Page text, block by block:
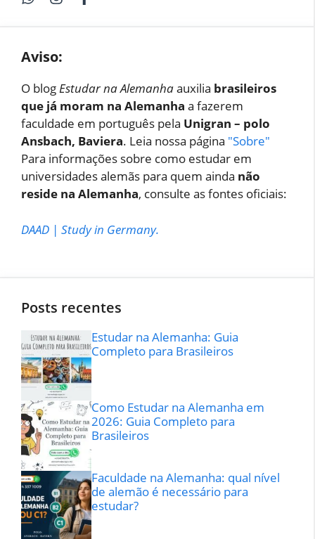
Aviso:
O blogEstudar na Alemanhaauxilia brasileiros
que já moram na Alemanha a fazerem
faculdade em português pela Unigran – polo
Ansbach, Baviera. Leia nossa página "Sobre"
Para informações sobre como estudar em
universidades alemãs para quem ainda não
reside na Alemanha, consulte as fontes oficiais:
DAAD | Study in Germany.
Posts recentes
Estudar na Alemanha: Guia
Completo para Brasileiros
Como Estudar na Alemanha em
2026: Guia Completo para
Brasileiros
Faculdade na Alemanha: qual nível
de alemão é necessário para
estudar?